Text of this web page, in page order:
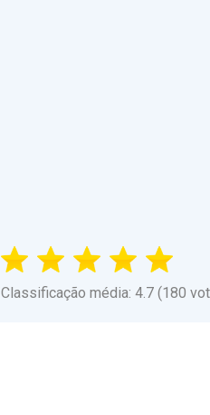
Classificação média: 4.7 (180